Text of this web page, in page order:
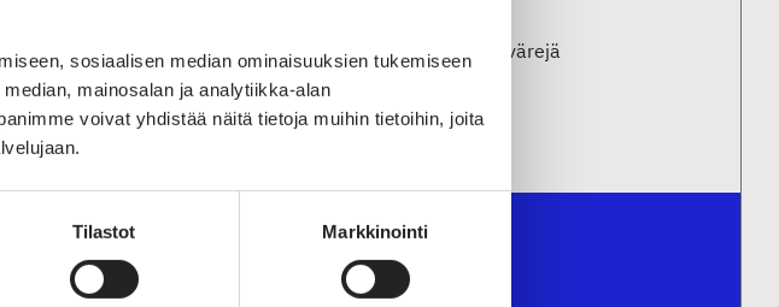
sosiaalisen median ominaisuuksien tukemiseen
mainosalan ja analytiikka-alan
voivat yhdistää näitä tietoja muihin tietoihin, joita
Tilastot Markkinointi
verkkokaupan kokopalvelua tarjoava Sizey
ja luonnonvärejä
alkutuotannon sivuvirroista valmistava